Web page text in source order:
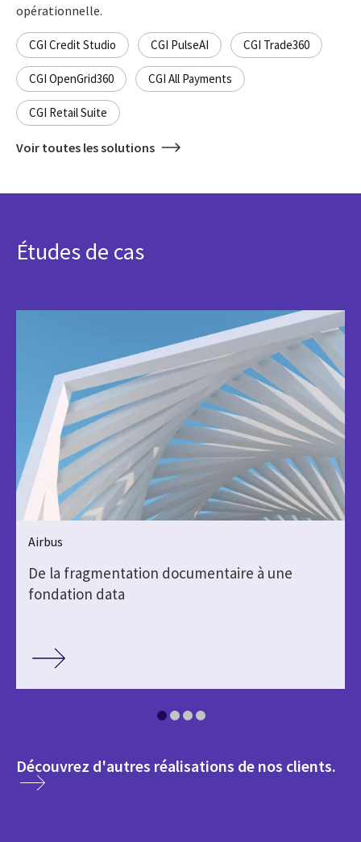
opérationnelle.
CGI Credit Studio CGI PulseAI CGI Trade360
CGI OpenGrid360 CGI All Payments
CGI Retail Suite
Voir toutes les solutions
Études de cas
Airbus
De la fragmentation documentaire à une
fondation data
Découvrez d'autres réalisations de nos clients.